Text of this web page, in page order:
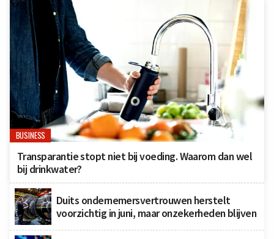
BUSINESS
Transparantie stopt niet bij voeding. Waarom dan wel
bij drinkwater?
Duits ondernemersvertrouwen herstelt
voorzichtig in juni, maar onzekerheden blijven